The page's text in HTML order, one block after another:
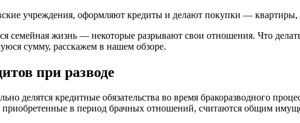
учреждения, оформляют кредиты и делают покупки — квартиры,
семейная жизнь — некоторые разрывают свои отношения. Что
сумму, расскажем в нашем обзоре.
при разводе
делятся кредитные обязательства во время бракоразводного
в период брачных отношений, считаются общим